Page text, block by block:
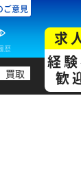
ご意見
歴
買取
求
経
歓